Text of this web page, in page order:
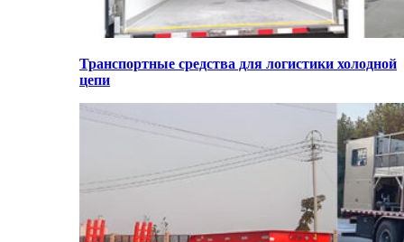
Транспортные средства для логистики холодной
цепи